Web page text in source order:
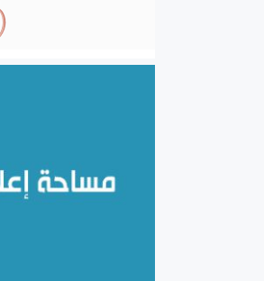
الموافقة المسبقة للدخول إلى